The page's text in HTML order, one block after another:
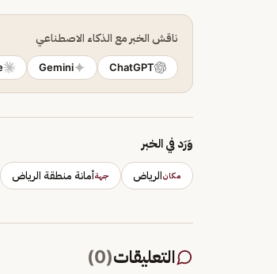
ناقش الخبر مع الذكاء الاصطناعي
ChatGPT
Gemini
وَرَد في الخبر
مكانالرياض جهةأمانة منطقة الرياض
التعليقات(
0
)